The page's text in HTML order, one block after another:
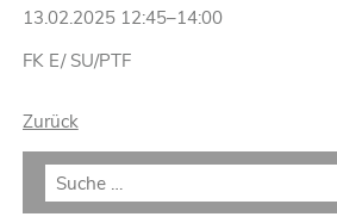
13.02.2025 12:45–14:00
FK E/ SU/PTF
Zurück